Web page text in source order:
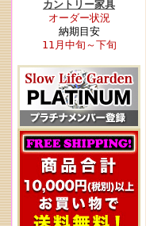
カントリー家具
オーダー状況
納期目安
11月中旬～下旬